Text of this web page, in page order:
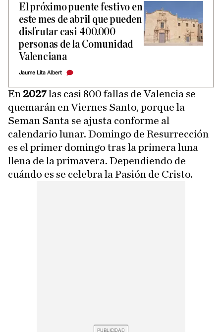
El próximo puente festivo en
este mes de abril que pueden
disfrutar casi 400.000
personas de la Comunidad
Valenciana
Jaume Lita Albert
En 2027las casi 800 fallas de Valencia se
quemarán en Viernes Santo, porque la
Seman Santa se ajusta conforme al
calendario lunar. Domingo de Resurrección
es el primer domingo tras la primera luna
llena de la primavera. Dependiendo de
cuándo es se celebra la Pasión de Cristo.